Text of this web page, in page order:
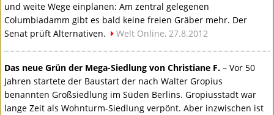
und weite Wege einplanen: Am zentral gelegenen
Columbiadamm gibt es bald keine freien Gräber mehr. Der
Senat prüft Alternativen.
Welt Online, 27.8.2012
Das neue Grün der Mega-Siedlung von Christiane F. – Vor 50
Jahren startete der Baustart der nach Walter Gropius
benannten Großsiedlung im Süden Berlins. Gropiusstadt war
lange Zeit als Wohnturm-Siedlung verpönt. Aber inzwischen ist